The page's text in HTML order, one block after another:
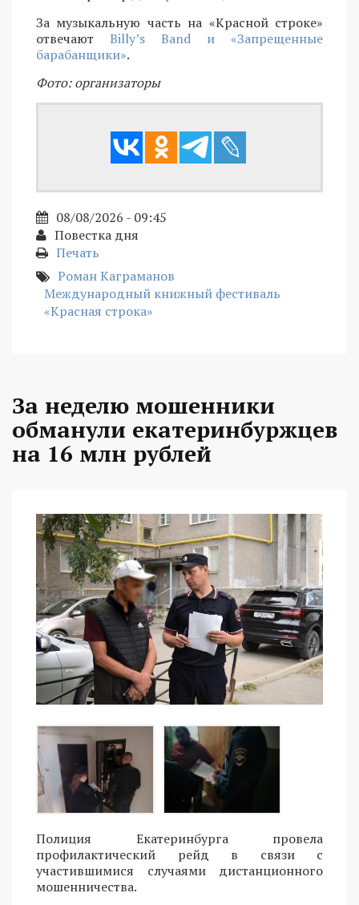
За музыкальную часть на «Красной строке»
отвечают Billy’s Band и «Запрещенные
барабанщики».
Фото: организаторы
08/08/2026 - 09:45
Повестка дня
Печать
Роман Каграманов
Международный книжный фестиваль
«Красная строка»
За неделю мошенники
обманули екатеринбуржцев
на 16 млн рублей
Полиция Екатеринбурга провела
профилактический рейд в связи с
участившимися случаями дистанционного
мошенничества.